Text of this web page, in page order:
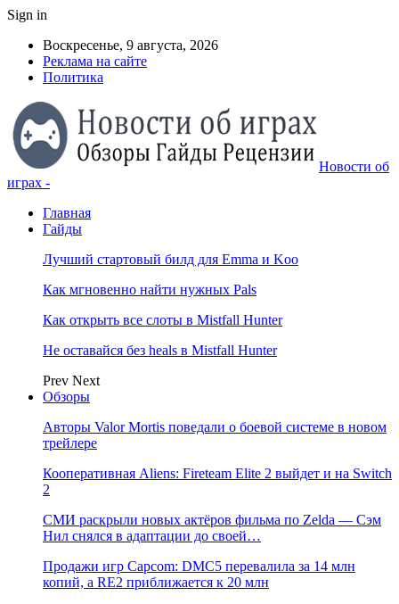
Sign in
Воскресенье, 9 августа, 2026
Реклама на сайте
Политика
Новости об
играх -
Главная
Гайды
Лучший стартовый билд для Emma и Koo
Как мгновенно найти нужных Pals
Как открыть все слоты в Mistfall Hunter
Не оставайся без heals в Mistfall Hunter
Prev Next
Обзоры
Авторы Valor Mortis поведали о боевой системе в новом
трейлере
Кооперативная Aliens: Fireteam Elite 2 выйдет и на Switch
2
СМИ раскрыли новых актёров фильма по Zelda — Сэм
Нил снялся в адаптации до своей…
Продажи игр Capcom: DMC5 перевалила за 14 млн
копий, а RE2 приближается к 20 млн